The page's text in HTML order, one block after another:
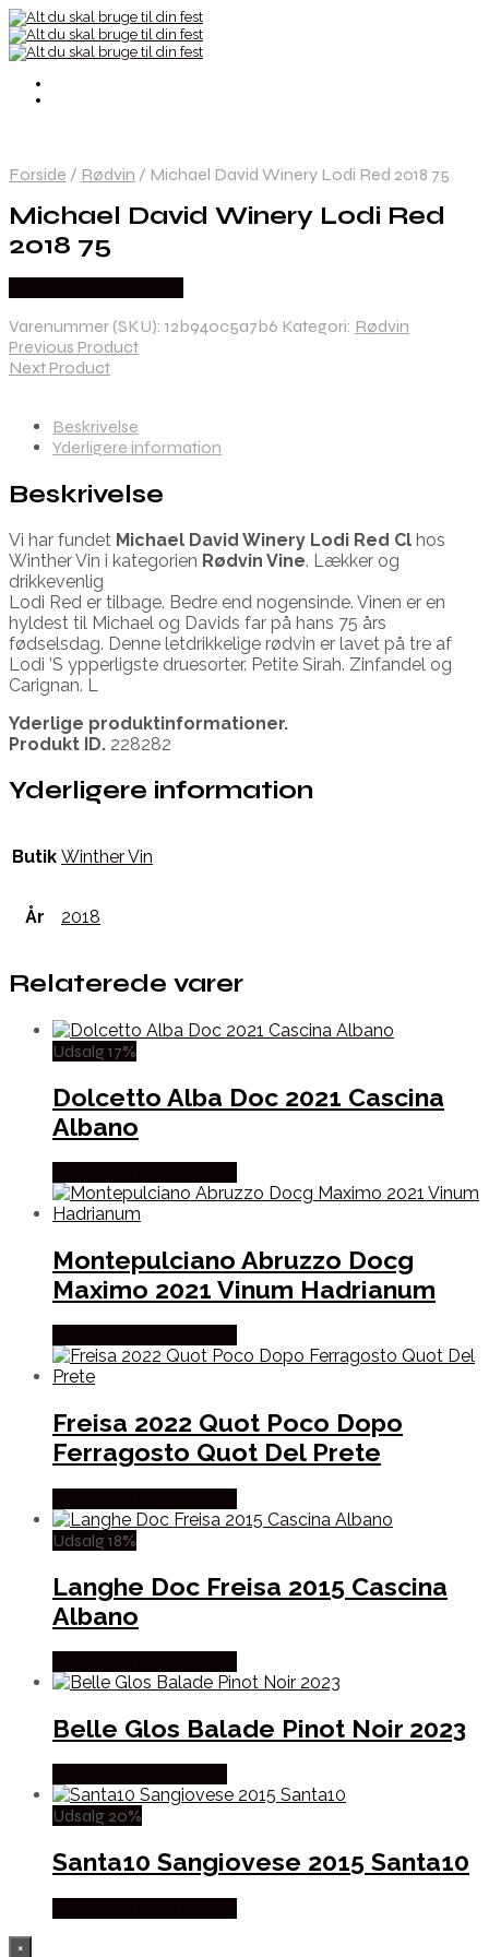
Forside / Rødvin / Michael David Winery Lodi Red 2018 75
Michael David Winery Lodi Red
2018 75
Varenummer (SKU): 12b940c5a7b6 Kategori: Rødvin
Previous Product
Next Product
Beskrivelse
Yderligere information
Beskrivelse
Vi har fundet Michael David Winery Lodi Red Cl hos
Winther Vin i kategorien Rødvin Vine. Lækker og
drikkevenlig
Lodi Red er tilbage. Bedre end nogensinde. Vinen er en
hyldest til Michael og Davids far på hans 75 års
fødselsdag. Denne letdrikkelige rødvin er lavet på tre af
Lodi ’S ypperligste druesorter. Petite Sirah. Zinfandel og
Carignan. L
Yderlige produktinformationer.
Produkt ID. 228282
Yderligere information
Butik Winther Vin
År 2018
Relaterede varer
Udsalg 17%
Dolcetto Alba Doc 2021 Cascina
Albano
Montepulciano Abruzzo Docg
Maximo 2021 Vinum Hadrianum
Freisa 2022 Quot Poco Dopo
Ferragosto Quot Del Prete
Udsalg 18%
Langhe Doc Freisa 2015 Cascina
Albano
Belle Glos Balade Pinot Noir 2023
Udsalg 20%
Santa10 Sangiovese 2015 Santa10
×